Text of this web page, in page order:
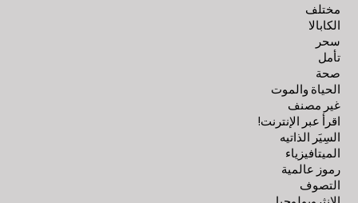
مختلف
الكابالا
سحر
تأمل
صحة
الحياة والموت
غير مصنف
اقرأ عبر الإنترنت!
السِيَر الذاتيه
الميتافيزياء
رموز عالمية
التصوف